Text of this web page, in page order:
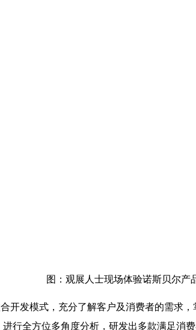
图：观展人士现场体验诺斯贝尔产
开发模式，充分了解客户及消费者的需求
行全方位多角度分析，研发出多款满足消